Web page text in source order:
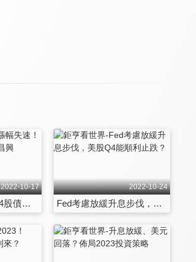
2022-10-17
物價漲幅失速！Q4股債持續弱 ft.林昌興
2022-10-24
Fed考慮放緩升息步伐，美股Q4能順利止跌？